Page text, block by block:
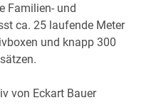
Familien- und
ca. 25 laufende Meter
und knapp 300